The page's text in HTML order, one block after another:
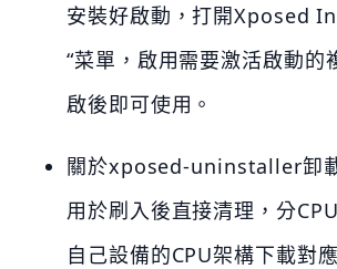
安裝好啟動，打開Xposed
“菜單，啟用需要激活啟動的
啟後即可使用。
關於xposed-uninstaller卸
用於刷入後直接清理，分
自己設備的CPU架構下載對